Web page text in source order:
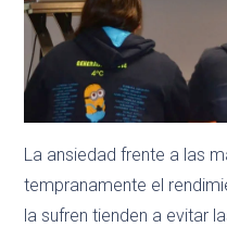
La ansiedad frente a las
tempranamente el
la sufren tienden a evitar